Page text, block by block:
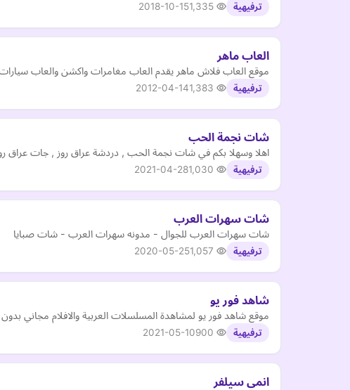
ترفيهية 2018-10-15
العاب ماهر
موقع العاب فلاش ماهر يقدم العاب مغامرات واكشن والعاب سيارات
ترفيهية 2012-04-14
شات نجمة الحب
اهلا وسهلا بكم في شات نجمة الحب , دردشة عراق روز , جات عراق
ترفيهية 2021-04-28
شات سهرات العرب
شات سهرات العرب للجوال - مدونه سهرات العرب - شات صبايا
ترفيهية 2020-05-25
شاهد فور يو
موقع شاهد فور يو لمشاهدة المسلسلات العربية والافلام مجاني
ترفيهية 2021-05-10
انمي سيلفر